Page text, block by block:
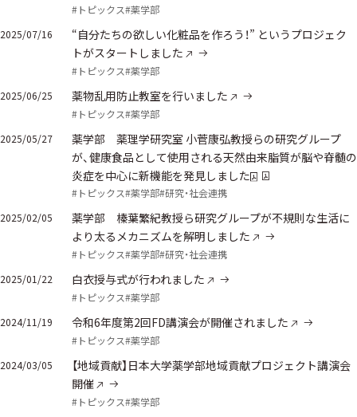
#トピックス#薬学部
2025/07/16
“自分たちの欲しい化粧品を作ろう！” というプロジェク
トがスタートしました
#トピックス#薬学部
2025/06/25
薬物乱用防止教室を行いました
#トピックス#薬学部
2025/05/27
薬学部 薬理学研究室 小菅康弘教授らの研究グループ
が、健康食品として使用される天然由来脂質が脳や脊髄の
炎症を中心に新機能を発見しました
#トピックス#薬学部#研究・社会連携
2025/02/05
薬学部 榛葉繁紀教授ら研究グループが不規則な生活に
より太るメカニズムを解明しました
#トピックス#薬学部#研究・社会連携
2025/01/22
白衣授与式が行われました
#トピックス#薬学部
2024/11/19
令和6年度第2回FD講演会が開催されました
#トピックス#薬学部
2024/03/05
【地域貢献】日本大学薬学部地域貢献プロジェクト講演会
開催
#トピックス#薬学部